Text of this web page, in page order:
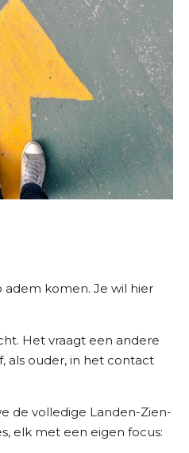
komen. Je wil hier
Het vraagt een andere
als ouder, in het contact
de volledige Landen-Zien-
elk met een eigen focus: